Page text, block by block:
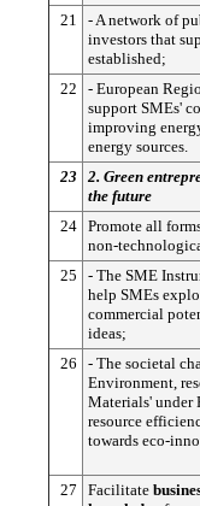
21
- A network of
investors that
established;
22
- European
support SMEs'
improving
energy sources.
23
2. Green
the future
24 Promote all
non-
25
- The SME
help SMEs
commercial
ideas;
26
- The societal
Environment,
Materials' under
resource
towards eco-
27
Facilitate